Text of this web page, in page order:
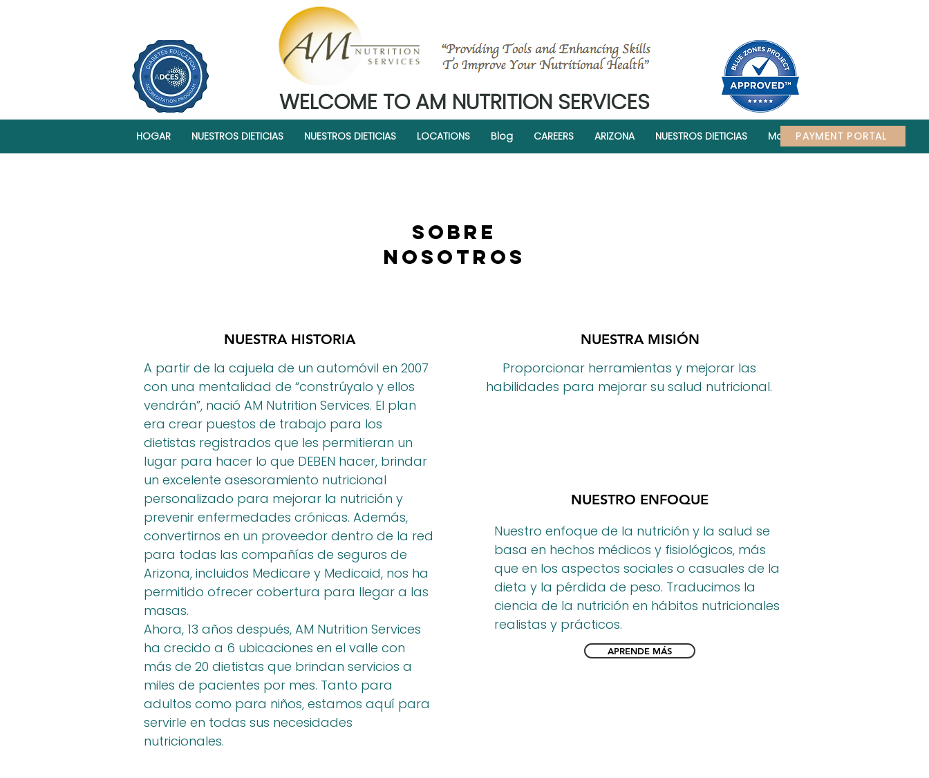
PAYMENT PORTAL
WELCOME TO AM NUTRITION SERVICES
HOGAR NUESTROS DIETICIAS NUESTROS DIETICIAS LOCATIONS Blog CAREERS ARIZONA NUESTROS DIETICIAS More
SOBRE
NOSOTROS
NUESTRA HISTORIA
A partir de la cajuela de un automóvil en 2007
con una mentalidad de “constrúyalo y ellos
vendrán”, nació AM Nutrition Services. El plan
era crear puestos de trabajo para los
dietistas registrados que les permitieran un
lugar para hacer lo que DEBEN hacer, brindar
un excelente asesoramiento nutricional
personalizado para mejorar la nutrición y
prevenir enfermedades crónicas. Además,
convertirnos en un proveedor dentro de la red
para todas las compañías de seguros de
Arizona, incluidos Medicare y Medicaid, nos ha
permitido ofrecer cobertura para llegar a las
masas.
Ahora, 13 años después, AM Nutrition Services
ha crecido a 6 ubicaciones en el valle con
más de 20 dietistas que brindan servicios a
miles de pacientes por mes. Tanto para
adultos como para niños, estamos aquí para
servirle en todas sus necesidades
nutricionales.
NUESTRA MISIÓN
Proporcionar herramientas y mejorar las
habilidades para mejorar su salud nutricional.
NUESTRO ENFOQUE
Nuestro enfoque de la nutrición y la salud se
basa en hechos médicos y fisiológicos, más
que en los aspectos sociales o casuales de la
dieta y la pérdida de peso. Traducimos la
ciencia de la nutrición en hábitos nutricionales
realistas y prácticos.
APRENDE MÁS